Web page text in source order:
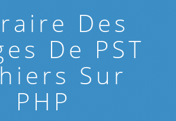
Des
De PST
Sur
PHP